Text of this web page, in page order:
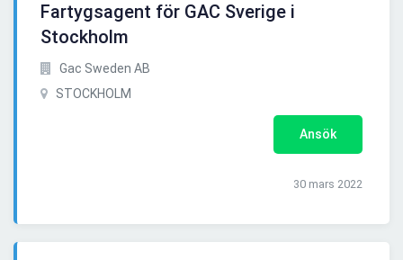
Fartygsagent för GAC Sverige i
Stockholm
Gac Sweden AB
STOCKHOLM
Ansök
30 mars 2022